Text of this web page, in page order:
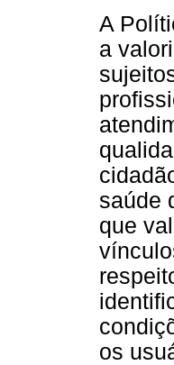
A
a
saúde
que
os